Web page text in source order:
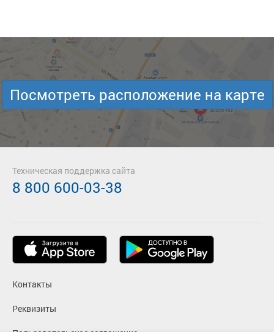
Посмотреть расположение на карте
Контакты
Реквизиты
Техническая поддержка сайта
8 800 600-03-38